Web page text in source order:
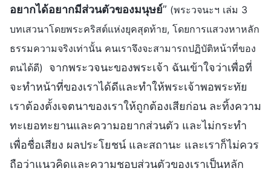
อยากได้อยากมีส่วนตัวของมนุษย์” (พระวจนะฯ เล่ม 3
บทเสวนาโดยพระคริสต์แห่งยุคสุดท้าย, โดยการแสวงหาหลัก
ธรรมความจริงเท่านั้น คนเราจึงจะสามารถปฏิบัติหน้าที่ของ
ตนได้ดี)
จากพระวจนะของพระเจ้า ฉันเข้าใจว่าเพื่อที่
จะทำหน้าที่ของเราได้ดีและทำให้พระเจ้าพอพระทัย
เราต้องตั้งเจตนาของเราให้ถูกต้องเสียก่อน ละทิ้งความ
ทะเยอทะยานและความอยากส่วนตัว และไม่กระทำ
เพื่อชื่อเสียง ผลประโยชน์ และสถานะ และเราก็ไม่ควร
ถือว่าแนวคิดและความชอบส่วนตัวของเราเป็นหลัก